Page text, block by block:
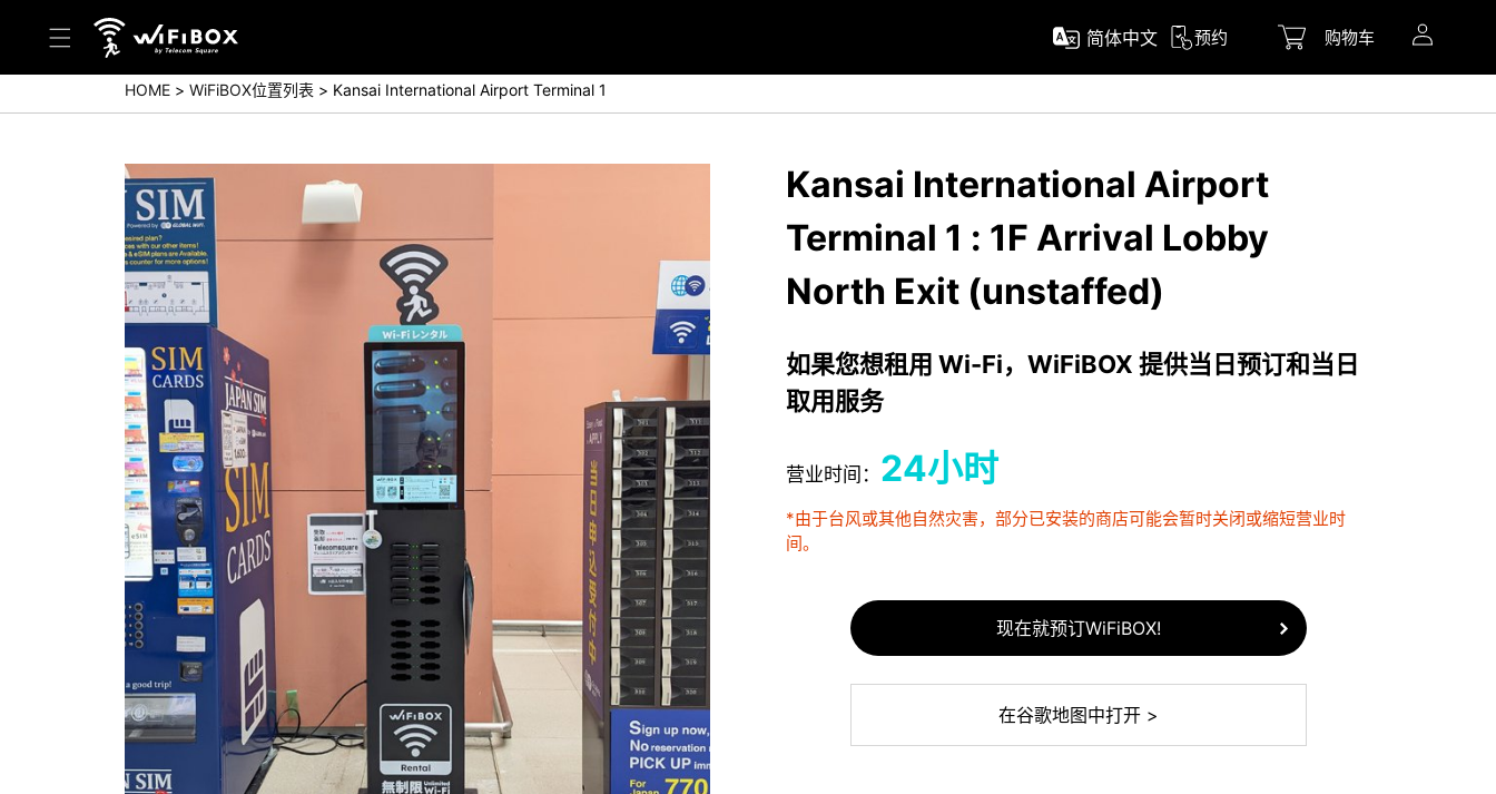
帮助／询问
帮助中心(日本语)
帮助中心(英语)
询问(日本语)
询问(英语)
简体中文 预约 购物车
HOME WiFiBOX位置列表 Kansai International Airport Terminal 1
Kansai International Airport
Terminal 1 : 1F Arrival Lobby
North Exit (unstaffed)
如果您想租用 Wi-Fi，WiFiBOX 提供当日预订和当日
取用服务
营业时间： 24小时
*由于台风或其他自然灾害，部分已安装的商店可能会暂时关闭或缩短营业时
间。
现在就预订WiFiBOX!
在谷歌地图中打开 >